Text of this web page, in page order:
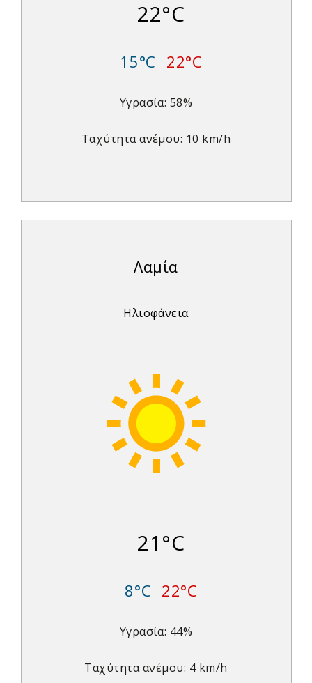
22°C
15°C 22°C
Υγρασία: 58%
Ταχύτητα ανέμου: 10 km/h
Λαμία
Ηλιοφάνεια
21°C
8°C 22°C
Υγρασία: 44%
Ταχύτητα ανέμου: 4 km/h